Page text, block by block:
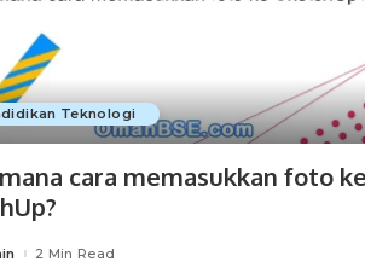
Teknologi
cara memasukkan foto
2 Min Read